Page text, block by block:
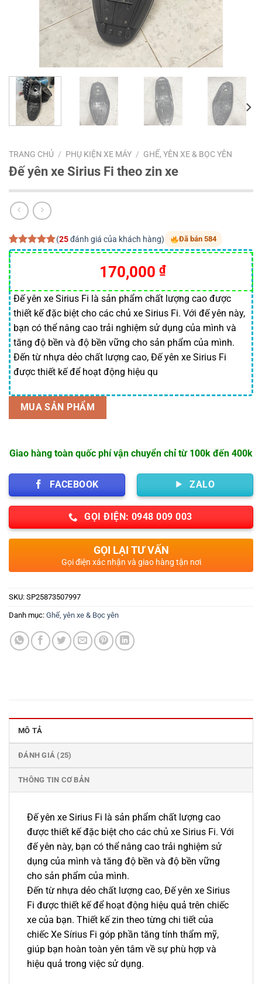
TRANG CHỦ / PHỤ KIỆN XE MÁY / GHẾ, YÊN XE & BỌC YÊN
Đế yên xe Sirius Fi theo zin xe
5.00trên 5
dựa trên
25
đánh giá
(25đánh giá của khách hàng) Đã bán 584
170,000 ₫
Đế yên xe Sirius Fi là sản phẩm chất lượng cao được
thiết kế đặc biệt cho các chủ xe Sirius Fi. Với đế yên này,
bạn có thể nâng cao trải nghiệm sử dụng của mình và
tăng độ bền và độ bền vững cho sản phẩm của mình.
Đến từ nhựa dẻo chất lượng cao, Đế yên xe Sirius Fi
được thiết kế để hoạt động hiệu qu
MUA SẢN PHẨM
Giao hàng toàn quốc phí vận chuyển chỉ từ 100k đến 400k
FACEBOOK ZALO
GỌI ĐIỆN: 0948 009 003
GỌI LẠI TƯ VẤN
Gọi điện xác nhận và giao hàng tận nơi
SKU: SP25873507997
Danh mục: Ghế, yên xe & Bọc yên
MÔ TẢ
ĐÁNH GIÁ (25)
THÔNG TIN CƠ BẢN
Đế yên xe Sirius Fi là sản phẩm chất lượng cao
được thiết kế đặc biệt cho các chủ xe Sirius Fi. Với
đế yên này, bạn có thể nâng cao trải nghiệm sử
dụng của mình và tăng độ bền và độ bền vững
cho sản phẩm của mình.
Đến từ nhựa dẻo chất lượng cao, Đế yên xe Sirius
Fi được thiết kế để hoạt động hiệu quả trên chiếc
xe của bạn. Thiết kế zin theo từng chi tiết của
chiếc Xe Sírius Fi góp phần tăng tính thẩm mỹ,
giúp bạn hoàn toàn yên tâm về sự phù hợp và
hiệu quả trong việc sử dụng.